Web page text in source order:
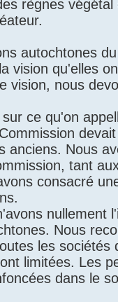
règnes végétal
autochtones
vision qu'elles
vision, nous
ce qu'on
anciens. Nous
tant
consacré
nullement
Nous
les sociétés
limitées. Les
dans le